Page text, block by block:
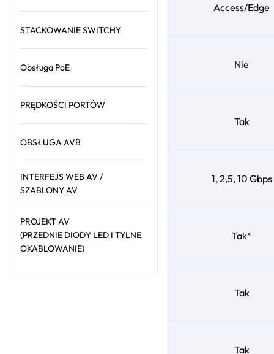
STACKOWANIE SWITCHY
Obsługa PoE
PRĘDKOŚCI PORTÓW
OBSŁUGA AVB
INTERFEJS WEB AV /
SZABLONY AV
PROJEKT AV
(PRZEDNIE DIODY LED I TYLNE
OKABLOWANIE)
Access/Edge
Nie
Tak
1, 2,5, 10 Gbps
Tak*
Tak
Tak